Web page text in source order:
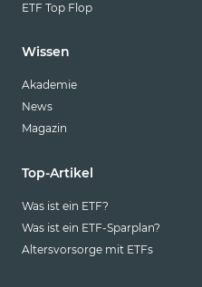
ETF Top Flop
Wissen
Akademie
News
Magazin
Top-Artikel
Was ist ein ETF?
Was ist ein ETF-Sparplan?
Altersvorsorge mit ETFs